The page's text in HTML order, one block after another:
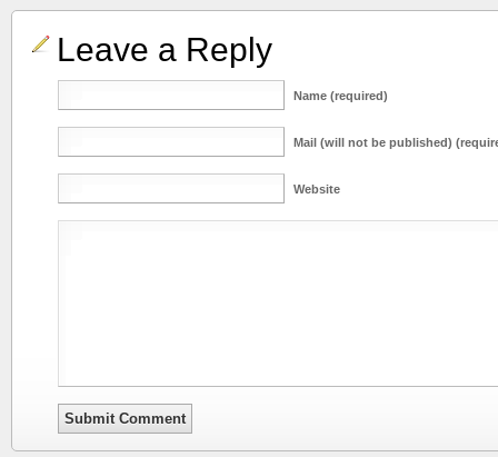
Leave a Reply
Name (required)
Mail (will not be published)
Website